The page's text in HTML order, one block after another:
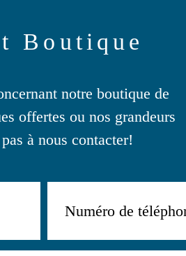
Boutique
notre boutique de
offertes ou nos grandeurs
à nous contacter!